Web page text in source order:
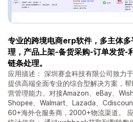
专业的跨境电商erp软件，多主体
理，产品上架-备货采购-订单发货-
链条处理。
应用描述： 深圳赛盒科技有限公司致力
提供高端全面专业的综合型解决方案，
营管理能力。对接Amazon、eBay、
Shopee、Walmart、Lazada、
60+海外仓服务商，2000+物流渠道。